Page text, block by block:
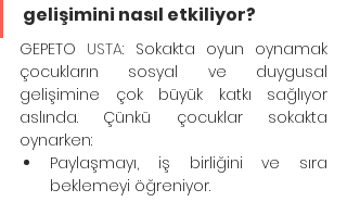
gelişimini nasıl etkiliyor?
GEPETO USTA: Sokakta oyun oynamak
çocukların sosyal ve duygusal
gelişimine çok büyük katkı sağlıyor
aslında. Çünkü çocuklar sokakta
oynarken:
Paylaşmayı, iş birliğini ve sıra
beklemeyi öğreniyor.